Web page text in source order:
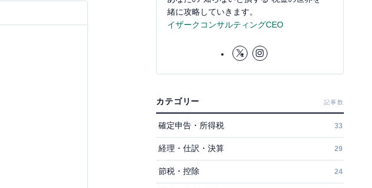
緒に攻略していきます。
イザークコンサルティングCEO
カテゴリー 記事数
確定申告・所得税 33
経理・仕訳・決算 29
節税・控除 24